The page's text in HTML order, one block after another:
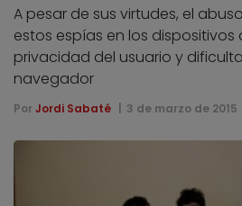
A pesar de sus virtudes, el
estos espías en los
privacidad del usuario y
navegador
Por Jordi Sabaté 3 de marzo de 2015